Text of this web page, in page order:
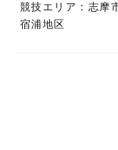
競技エリア：志摩
宿浦地区